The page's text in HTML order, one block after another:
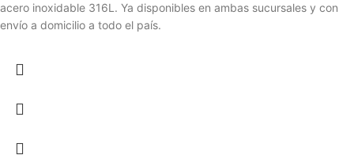
acero inoxidable 316L. Ya disponibles en ambas sucursales y con
envío a domicilio a todo el país.